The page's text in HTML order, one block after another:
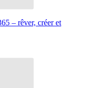
– rêver, créer et